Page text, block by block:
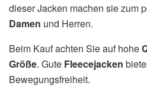
dieser Jacken machen sie zum
Damen und Herren.
Beim Kauf achten Sie auf hohe
Größe. Gute Fleecejacken
Bewegungsfreiheit.